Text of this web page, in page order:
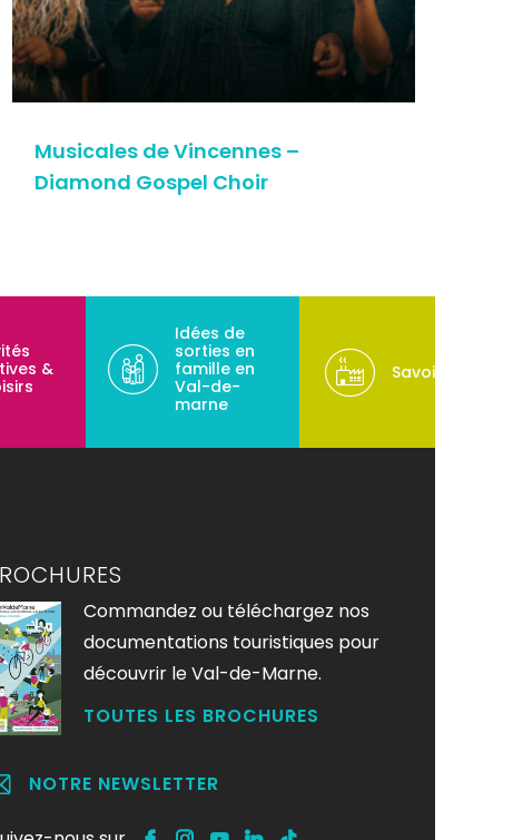
Musicales de Vincennes –
Diamond Gospel Choir
&
Idées de
sorties en
famille en
Val-de-
marne
Savoir-faire
Commandez ou téléchargez nos
documentations touristiques pour
découvrir le Val-de-Marne.
TOUTES LES BROCHURES
NOTRE NEWSLETTER